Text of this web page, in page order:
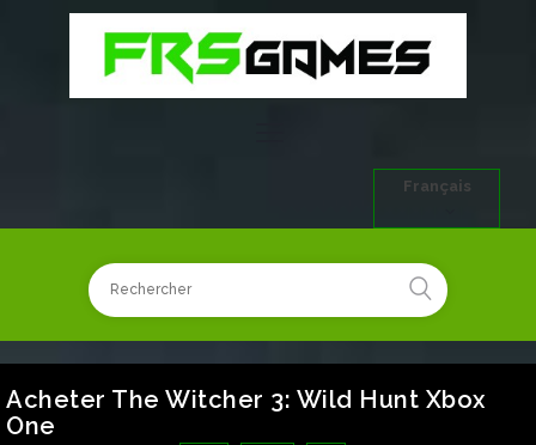
Français
Acheter The Witcher 3: Wild Hunt Xbox
One